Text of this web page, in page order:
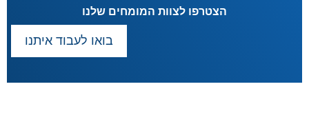
הצטרפו לצוות המומחים שלנו
בואו לעבוד איתנו